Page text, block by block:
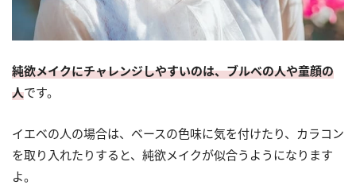
純欲メイクにチャレンジしやすいのは、ブルベの人や童顔の
人です。
イエベの人の場合は、ベースの色味に気を付けたり、カラコン
を取り入れたりすると、純欲メイクが似合うようになります
よ。